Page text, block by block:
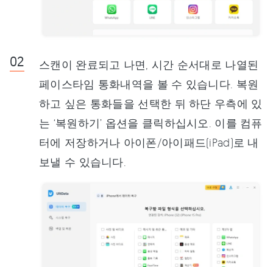
스캔이 완료되고 나면, 시간 순서대로 나열된
페이스타임 통화내역을 볼 수 있습니다. 복원
하고 싶은 통화들을 선택한 뒤 하단 우측에 있
는 ‘복원하기’ 옵션을 클릭하십시오. 이를 컴퓨
터에 저장하거나 아이폰/아이패드(iPad)로 내
보낼 수 있습니다.